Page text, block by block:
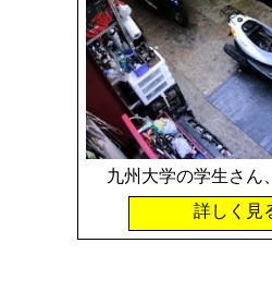
九州大学の学生さん
詳しく見